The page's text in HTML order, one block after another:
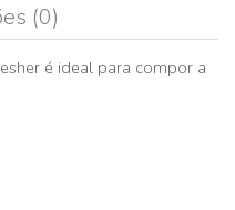
(0)
é ideal para compor a